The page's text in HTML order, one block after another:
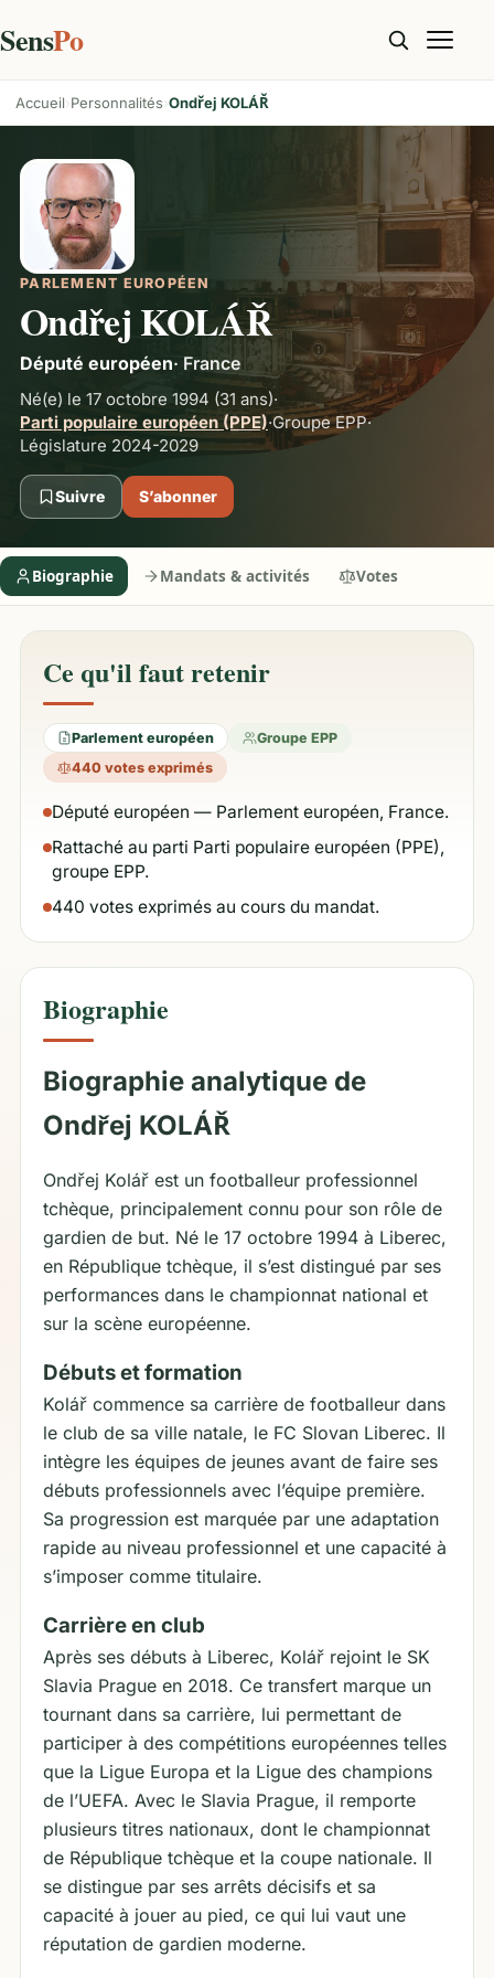
SensPo
Accueil Personnalités Ondřej KOLÁŘ
PARLEMENT EUROPÉEN
Ondřej KOLÁŘ
Député européen· France
Né(e) le 17 octobre 1994 (31 ans)·
Parti populaire européen (PPE)·GroupeEPP·
Législature 2024-2029
Suivre S’abonner
Biographie Mandats & activités Votes
Ce qu'il faut retenir
Parlement européen
Groupe EPP
440 votes exprimés
Député européen — Parlement européen, France.
Rattaché au parti Parti populaire européen (PPE),
groupe EPP.
440 votes exprimés au cours du mandat.
Biographie
Biographie analytique de
Ondřej KOLÁŘ
Ondřej Kolář est un footballeur professionnel
tchèque, principalement connu pour son rôle de
gardien de but. Né le 17 octobre 1994 à Liberec,
en République tchèque, il s’est distingué par ses
performances dans le championnat national et
sur la scène européenne.
Débuts et formation
Kolář commence sa carrière de footballeur dans
le club de sa ville natale, le FC Slovan Liberec. Il
intègre les équipes de jeunes avant de faire ses
débuts professionnels avec l’équipe première.
Sa progression est marquée par une adaptation
rapide au niveau professionnel et une capacité à
s’imposer comme titulaire.
Carrière en club
Après ses débuts à Liberec, Kolář rejoint le SK
Slavia Prague en 2018. Ce transfert marque un
tournant dans sa carrière, lui permettant de
participer à des compétitions européennes telles
que la Ligue Europa et la Ligue des champions
de l’UEFA. Avec le Slavia Prague, il remporte
plusieurs titres nationaux, dont le championnat
de République tchèque et la coupe nationale. Il
se distingue par ses arrêts décisifs et sa
capacité à jouer au pied, ce qui lui vaut une
réputation de gardien moderne.